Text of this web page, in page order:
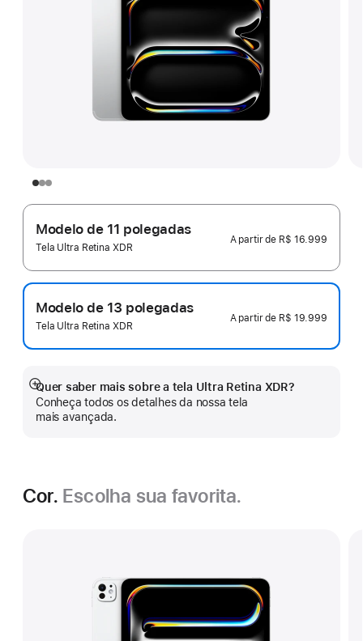
Modelo de 11 polegadas
Tela Ultra Retina XDR
A partir de R$ 16.999
Modelo de 13 polegadas
Tela Ultra Retina XDR
A partir de R$ 19.999
Quer saber mais sobre a tela Ultra Retina XDR?
Conheça todos os detalhes da nossa tela
mais avançada.
Mostrar
mais
Cor. Escolha sua favorita.